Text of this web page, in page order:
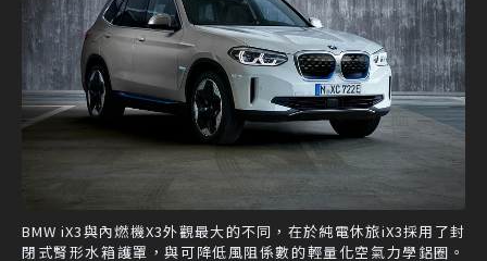
BMW iX3與內燃機X3外觀最大的不同，在於純電休旅iX3採用了封
閉式腎形水箱護罩，與可降低風阻係數的輕量化空氣力學鋁圈。